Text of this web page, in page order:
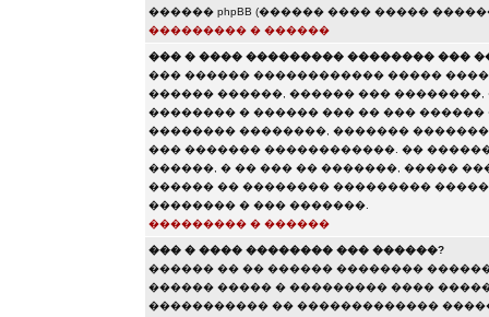
������ phpBB (������ ���� �����
��������� � ������
��� � ���� ��������� �������� ���
��� ������ ������������ �����
������ ������, ������ ���
�������� � ������ ��� �� ���
�������� ��������, �������
��� ������� ������������. ��
������, � �� ��� �� �������, �����
������ �� �������� ���������
�������� � ��� �������.
��������� � ������
��� � ���� �������� ��� ������?
������ �� �� ������ ��������
������ ����� � ��������� ����
����������� �� �������������